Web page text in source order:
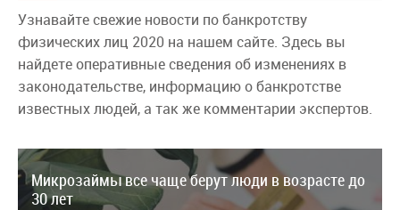
Узнавайте свежие новости по банкротству
физических лиц 2020 на нашем сайте. Здесь вы
найдете оперативные сведения об изменениях в
законодательстве, информацию о банкротстве
известных людей, а так же комментарии экспертов.
Микрозаймы все чаще берут люди в возрасте до
30 лет